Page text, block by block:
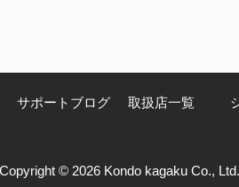
サポートブログ 取扱店一覧
Copyright © 2026 Kondo kagaku Co.,